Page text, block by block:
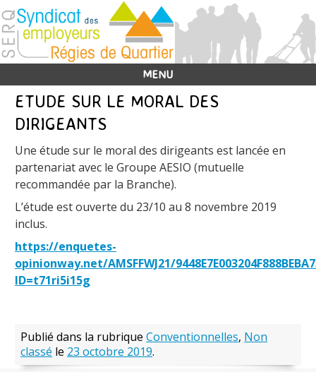
MENU
ETUDE SUR LE MORAL DES
DIRIGEANTS
Une étude sur le moral des dirigeants est lancée en
partenariat avec le Groupe AESIO (mutuelle
recommandée par la Branche).
L’étude est ouverte du 23/10 au 8 novembre 2019
inclus.
https://enquetes-
opinionway.net/AMSFFWJ21/
ID=t71ri5i15g
Publié dans la rubriqueConventionnelles, Non
classé le 23 octobre 2019.